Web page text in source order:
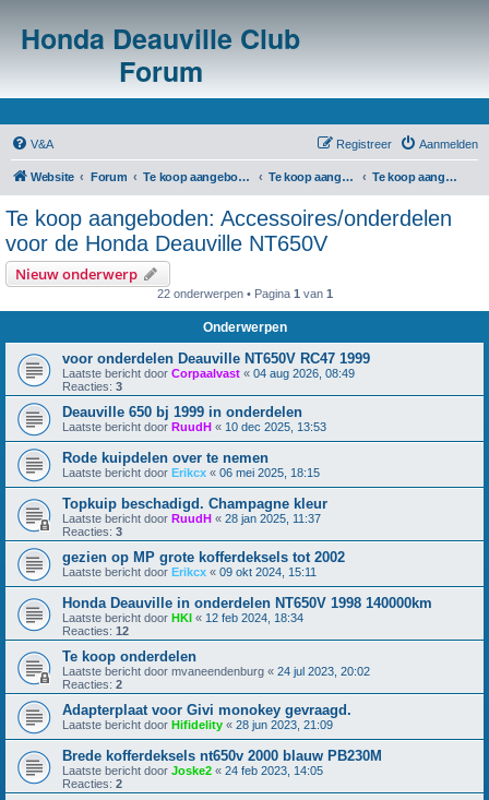
Honda Deauville Club
Forum
V&A Aanmelden
Registreer
Website Forum Te koop aangeboden/te koop gevraagd Te koop aangeboden: m.b.t. Honda Deauville NT650V Te koop aangeboden: Accessoires/onderdelen voor de Honda Deauville NT650V
Te koop aangeboden: Accessoires/onderdelen
voor de Honda Deauville NT650V
Nieuw onderwerp
22 onderwerpen • Pagina 1 van 1
Onderwerpen
voor onderdelen Deauville NT650V RC47 1999
Laatste bericht door Corpaalvast « 04 aug 2026, 08:49
Reacties: 3
Deauville 650 bj 1999 in onderdelen
Laatste bericht door RuudH « 10 dec 2025, 13:53
Rode kuipdelen over te nemen
Laatste bericht door Erikcx « 06 mei 2025, 18:15
Topkuip beschadigd. Champagne kleur
Laatste bericht door RuudH « 28 jan 2025, 11:37
Reacties: 3
gezien op MP grote kofferdeksels tot 2002
Laatste bericht door Erikcx « 09 okt 2024, 15:11
Honda Deauville in onderdelen NT650V 1998 140000km
Laatste bericht door HKI « 12 feb 2024, 18:34
Reacties: 12
Te koop onderdelen
Laatste bericht door mvaneendenburg « 24 jul 2023, 20:02
Reacties: 2
Adapterplaat voor Givi monokey gevraagd.
Laatste bericht door Hifidelity « 28 jun 2023, 21:09
Brede kofferdeksels nt650v 2000 blauw PB230M
Laatste bericht door Joske2 « 24 feb 2023, 14:05
Reacties: 2